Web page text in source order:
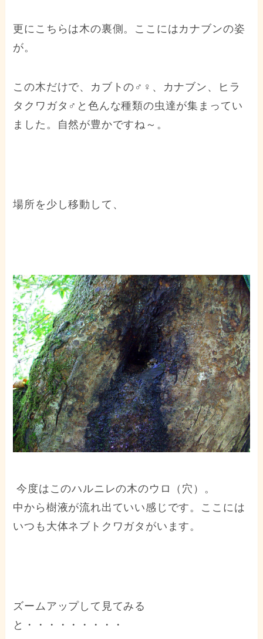
更にこちらは木の裏側。ここにはカナブンの姿
が。
この木だけで、カブトの♂♀、カナブン、ヒラ
タクワガタ♂と色んな種類の虫達が集まってい
ました。自然が豊かですね～。
場所を少し移動して、
今度はこのハルニレの木のウロ（穴）。
中から樹液が流れ出ていい感じです。ここには
いつも大体ネブトクワガタがいます。
ズームアップして見てみる
と・・・・・・・・・